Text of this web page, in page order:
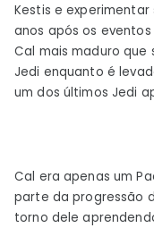
Kestis e
anos após os eventos
Cal mais maduro que
Jedi enquanto é
um dos últimos Jedi
Cal era apenas um
parte da progressão
torno dele